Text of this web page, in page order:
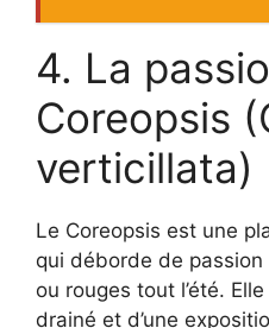
4. La
Coreopsis
verticillata)
Le Coreopsis est une
qui déborde de
ou rouges tout l’été.
drainé et d’une